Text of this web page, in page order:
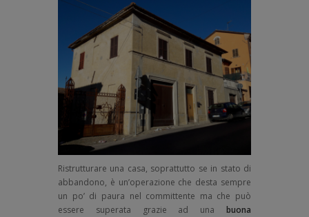
Ristrutturare una casa, soprattutto se in stato di
abbandono, è un’operazione che desta sempre
un po’ di paura nel committente ma che può
essere superata grazie ad una buona